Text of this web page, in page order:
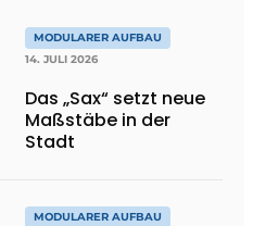
MODULARER AUFBAU
14. JULI 2026
Das „Sax“ setzt neue
Maßstäbe in der
Stadt
MODULARER AUFBAU